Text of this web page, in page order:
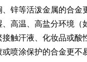
、锌等活泼金属的合金
、高温、高盐分环境（
接触汗液、化妆品或酸
或喷涂保护的合金更不